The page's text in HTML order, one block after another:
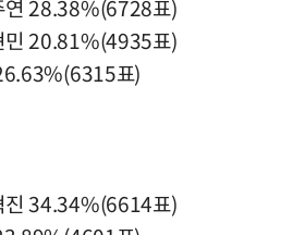
28.38%(6728표)
20.81%(4935표)
표)
34.34%(6614표)